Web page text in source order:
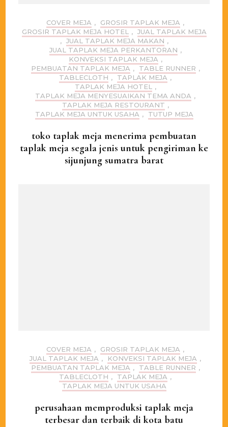
COVER MEJA , GROSIR TAPLAK MEJA ,
GROSIR TAPLAK MEJA HOTEL
, JUAL TAPLAK MEJA
, JUAL TAPLAK MEJA MAKAN ,
JUAL TAPLAK MEJA PERKANTORAN ,
KONVEKSI TAPLAK MEJA ,
PEMBUATAN TAPLAK MEJA , TABLE RUNNER ,
TABLECLOTH , TAPLAK MEJA ,
TAPLAK MEJA HOTEL
,
TAPLAK MEJA MENYESUAIKAN TEMA ANDA ,
TAPLAK MEJA RESTOURANT ,
TAPLAK MEJA UNTUK USAHA , TUTUP MEJA
toko taplak meja menerima pembuatan
taplak meja segala jenis untuk pengiriman ke
sijunjung sumatra barat
COVER MEJA , GROSIR TAPLAK MEJA ,
JUAL TAPLAK MEJA , KONVEKSI TAPLAK MEJA ,
PEMBUATAN TAPLAK MEJA , TABLE RUNNER ,
TABLECLOTH , TAPLAK MEJA ,
TAPLAK MEJA UNTUK USAHA
perusahaan memproduksi taplak meja
terbesar dan terbaik di kota batu